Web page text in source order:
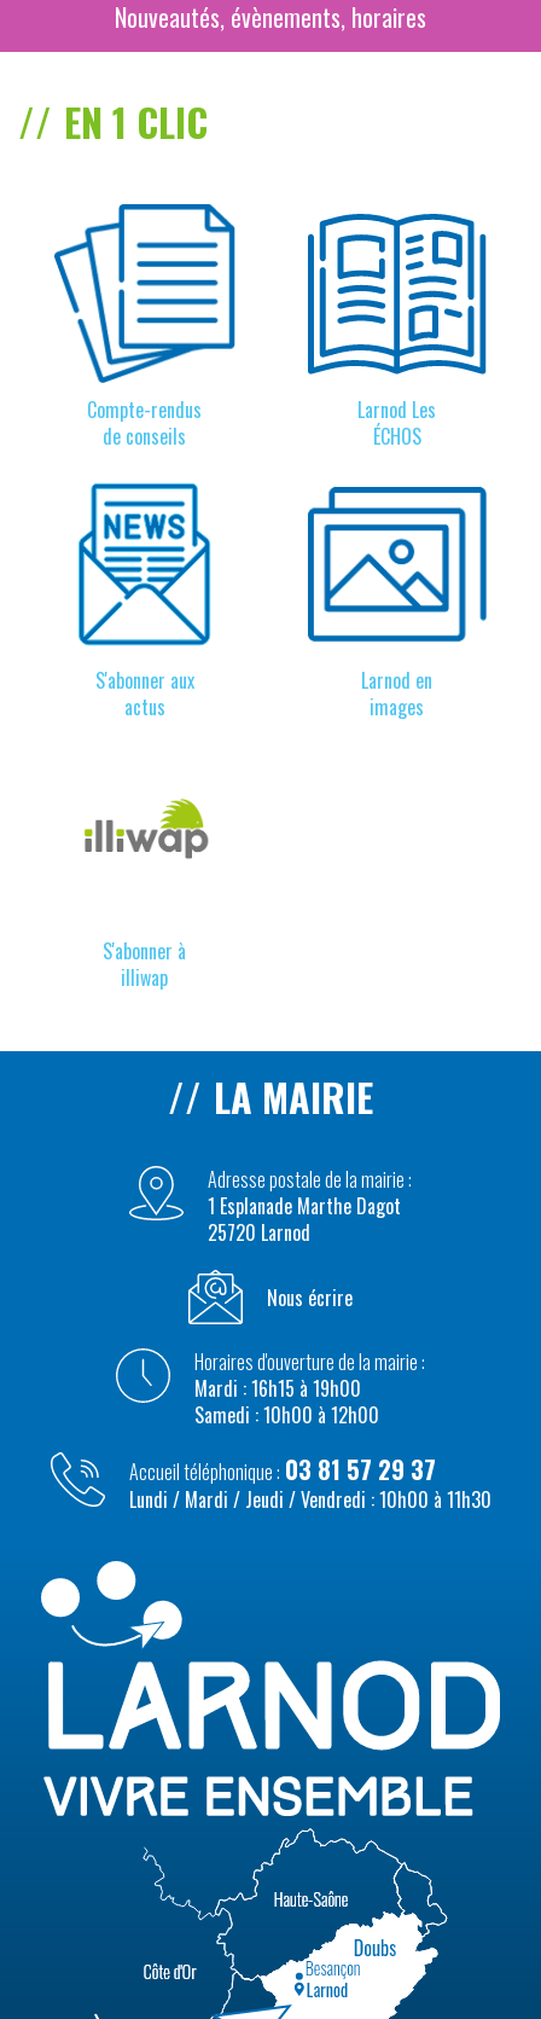
Nouveautés, évènements, horaires
EN 1 CLIC
Compte-rendus
de conseils
Larnod Les
ÉCHOS
S'abonner aux
actus
Larnod en
images
S'abonner à
illiwap
LA MAIRIE
Adresse postale de la mairie :
1 Esplanade Marthe Dagot
25720 Larnod
Nous écrire
Horaires d'ouverture de la mairie :
Mardi : 16h15 à 19h00
Samedi : 10h00 à 12h00
Accueil téléphonique : 03 81 57 29 37
Lundi / Mardi / Jeudi / Vendredi : 10h00 à 11h30